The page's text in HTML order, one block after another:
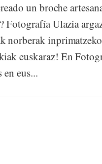
un broche
Fotografía Ulazia
norberak
euskaraz! En
eus...